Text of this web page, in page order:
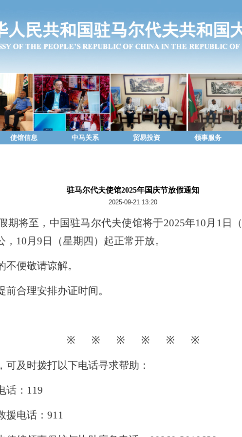
使馆信息 中马关系 贸易投资 领事服务
驻马尔代夫使馆2025年国庆节放假通知
2025-09-21 13:20
期将至，中国驻马尔代夫使馆将于2025年10月1日
，10月 9 日（星期四 ）起正常开放。
不便敬请谅解。
前合理安排办证时间。
※ ※ ※ ※ ※ ※
可及时拨打以下电话寻求帮助：
话：119
援电话：911